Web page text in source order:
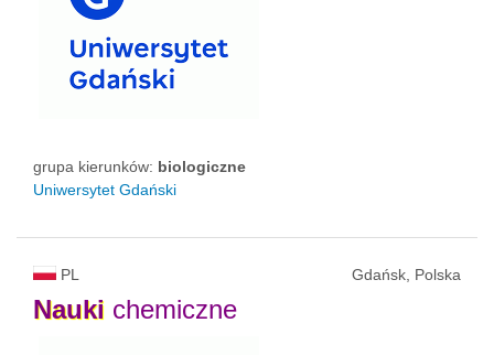
grupa kierunków: biologiczne
Uniwersytet Gdański
PL Gdańsk, Polska
Nauki chemiczne